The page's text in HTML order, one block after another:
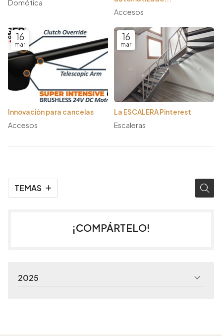
TEMAS
Domótica
Accesos
16
mar
Innovación para cancelas
Accesos
16
mar
La ESCALERA Pinterest
Escaleras
¡COMPÁRTELO!
2025